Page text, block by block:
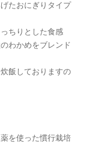
たおにぎりタイプ
ちりとした食感
わかめをブレンド
飯しておりますの
を使った慣行栽培